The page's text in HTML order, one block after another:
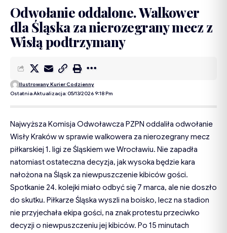
Odwołanie oddalone. Walkower
dla Śląska za nierozegrany mecz z
Wisłą podtrzymany
Ostatnia Aktualizacja: 05/13/2026 9:18 Pm
Ilustrowany Kurier Codzienny
Najwyższa Komisja Odwoławcza PZPN oddaliła odwołanie
Wisły Kraków w sprawie walkowera za nierozegrany mecz
piłkarskiej 1. ligi ze Śląskiem we Wrocławiu. Nie zapadła
natomiast ostateczna decyzja, jak wysoka będzie kara
nałożona na Śląsk za niewpuszczenie kibiców gości.
Spotkanie 24. kolejki miało odbyć się 7 marca, ale nie doszło
do skutku. Piłkarze Śląska wyszli na boisko, lecz na stadion
nie przyjechała ekipa gości, na znak protestu przeciwko
decyzji o niewpuszczeniu jej kibiców. Po 15 minutach